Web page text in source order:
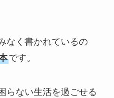
なく書かれているの
です。
らない生活を過ごせる